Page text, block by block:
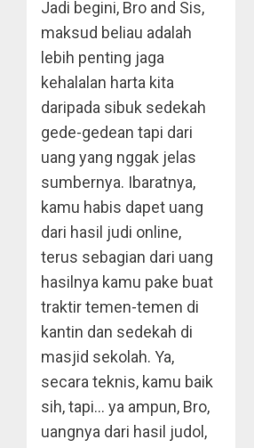
Jadi begini, Bro and Sis,
maksud beliau adalah
lebih penting jaga
kehalalan harta kita
daripada sibuk sedekah
gede-gedean tapi dari
uang yang nggak jelas
sumbernya. Ibaratnya,
kamu habis dapet uang
dari hasil judi online,
terus sebagian dari uang
hasilnya kamu pake buat
traktir temen-temen di
kantin dan sedekah di
masjid sekolah. Ya,
secara teknis, kamu baik
sih, tapi… ya ampun, Bro,
uangnya dari hasil judol,